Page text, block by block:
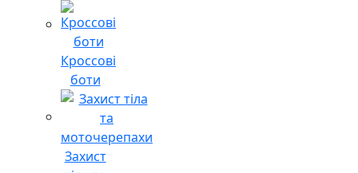
Кроссові
боти
Захист